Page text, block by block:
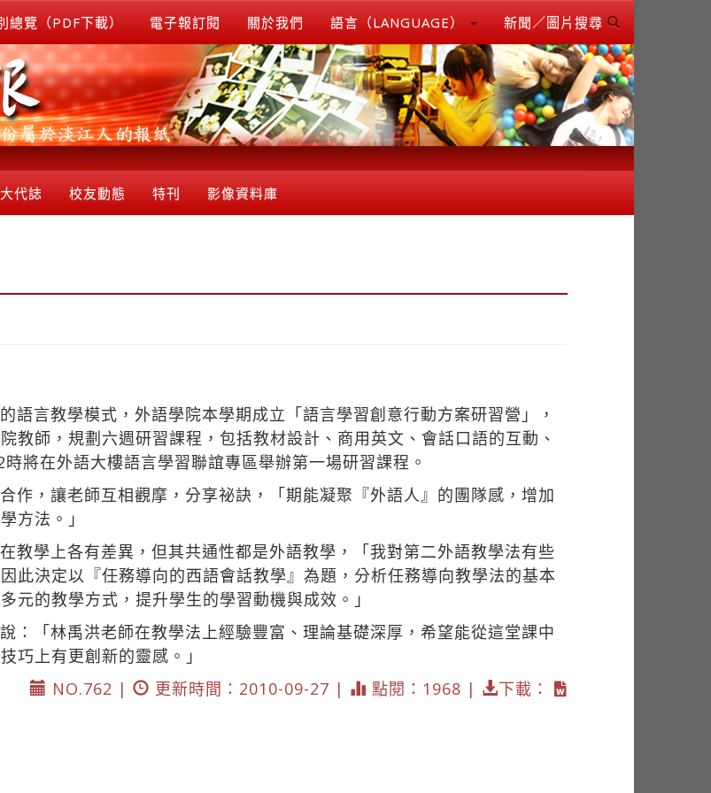
總覽（PDF下載） 電子報訂閱 關於我們 語言（LANGUAGE） 新聞／圖片搜尋
代誌 校友動態 特刊 影像資料庫
語言教學模式，外語學院本學期成立「語言學習創意行動方案研習營」，
教師，規劃六週研習課程，包括教材設計、商用英文、會話口語的互動、
將在外語大樓語言學習聯誼專區舉辦第一場研習課程。
作，讓老師互相觀摩，分享祕訣，「期能凝聚『外語人』的團隊感，增加
方法。」
教學上各有差異，但其共通性都是外語教學，「我對第二外語教學法有些
此決定以『任務導向的西語會話教學』為題，分析任務導向教學法的基本
元的教學方式，提升學生的學習動機與成效。」
：「林禹洪老師在教學法上經驗豐富、理論基礎深厚，希望能從這堂課中
巧上有更創新的靈感。」
NO.762 |
更新時間：2010-09-27 | 點閱：1968 | 下載：